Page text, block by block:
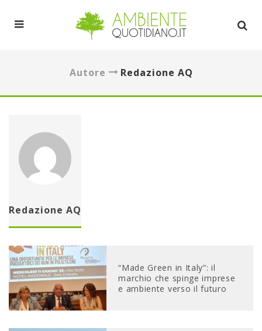
Autore Redazione AQ
Redazione AQ
“Made Green in Italy”: il
marchio che spinge imprese
e ambiente verso il futuro